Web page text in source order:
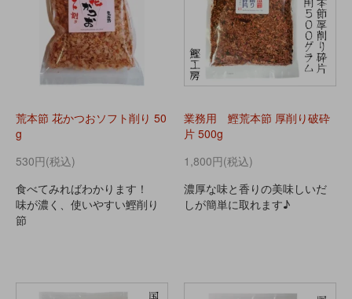
荒本節 花かつおソフト削り 50
g
530円(税込)
食べてみればわかります！
味が濃く、使いやすい鰹削り
節
業務用 鰹荒本節 厚削り破砕
片 500g
1,800円(税込)
濃厚な味と香りの美味しいだ
しが簡単に取れます♪